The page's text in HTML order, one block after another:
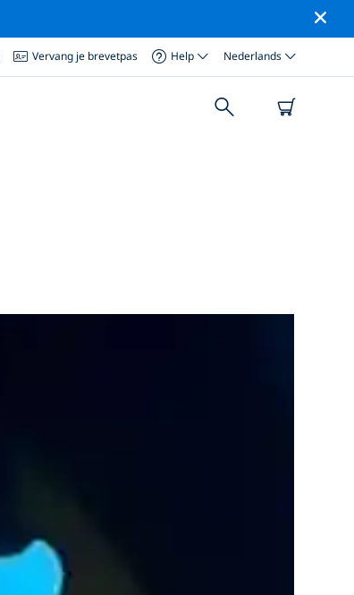
Vervang je brevetpas Help Nederlands